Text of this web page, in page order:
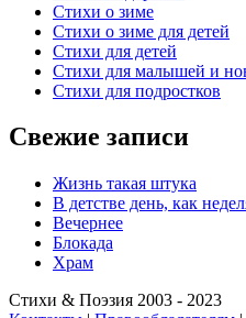
Стихи о зиме
Стихи о зиме для детей
Стихи для детей
Стихи для малышей и
Стихи для подростков
Свежие записи
Жизнь такая штука
В детстве день, как
Вечернее
Блокада
Храм
Стихи & Поэзия 2003 - 2023